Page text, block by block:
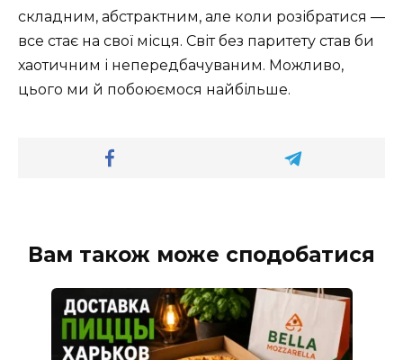
складним, абстрактним, але коли розібратися —
все стає на свої місця. Світ без паритету став би
хаотичним і непередбачуваним. Можливо,
цього ми й побоюємося найбільше.
Вам також може сподобатися